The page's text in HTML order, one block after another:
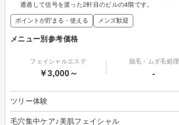
通過して信号を渡った2軒目のビルの4階です。
ポイントが貯まる・使える メンズ歓迎
メニュー別参考価格
フェイシャルエステ
￥3,000～
脱毛・ムダ毛処理
-
ツリー体験
毛穴集中ケア♪美肌フェイシャル